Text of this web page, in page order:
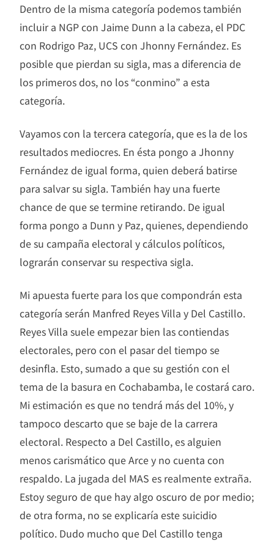
Dentro de la misma categoría podemos también
incluir a NGP con Jaime Dunn a la cabeza, el PDC
con Rodrigo Paz, UCS con Jhonny Fernández. Es
posible que pierdan su sigla, mas a diferencia de
los primeros dos, no los “conmino” a esta
categoría.
Vayamos con la tercera categoría, que es la de los
resultados mediocres. En ésta pongo a Jhonny
Fernández de igual forma, quien deberá batirse
para salvar su sigla. También hay una fuerte
chance de que se termine retirando. De igual
forma pongo a Dunn y Paz, quienes, dependiendo
de su campaña electoral y cálculos políticos,
lograrán conservar su respectiva sigla.
Mi apuesta fuerte para los que compondrán esta
categoría serán Manfred Reyes Villa y Del Castillo.
Reyes Villa suele empezar bien las contiendas
electorales, pero con el pasar del tiempo se
desinfla. Esto, sumado a que su gestión con el
tema de la basura en Cochabamba, le costará caro.
Mi estimación es que no tendrá más del 10%, y
tampoco descarto que se baje de la carrera
electoral. Respecto a Del Castillo, es alguien
menos carismático que Arce y no cuenta con
respaldo. La jugada del MAS es realmente extraña.
Estoy seguro de que hay algo oscuro de por medio;
de otra forma, no se explicaría este suicidio
político. Dudo mucho que Del Castillo tenga